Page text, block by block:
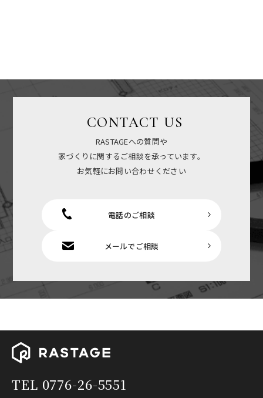
CONTACT US
RASTAGEへの質問や
家づくりに関するご相談を承っています。
お気軽にお問い合わせください
電話のご相談
メールでご相談
TEL 0776-26-5551